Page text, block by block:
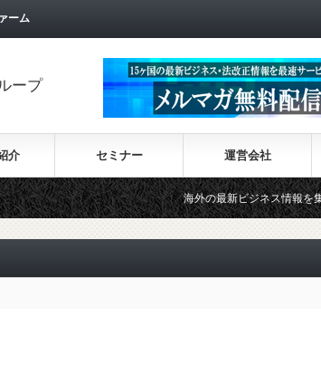
ーム
ープ
介 セミナー 運営会社
海外の最新ビジネス情報を集めた情報サイ